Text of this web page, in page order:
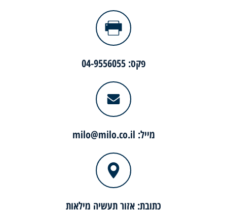
פקס: 04-9556055
מייל: milo@milo.co.il
כתובת: אזור תעשיה מילאות